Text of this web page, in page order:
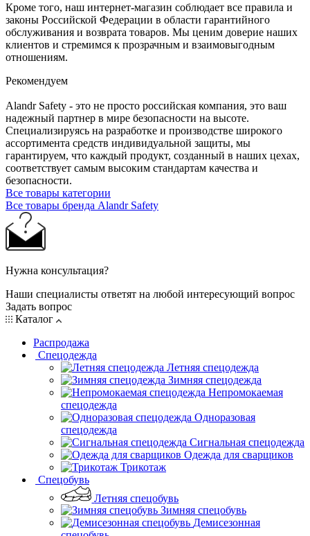
Кроме того, наш интернет-магазин соблюдает все правила и
законы Российской Федерации в области гарантийного
обслуживания и возврата товаров. Мы ценим доверие наших
клиентов и стремимся к прозрачным и взаимовыгодным
отношениям.
Рекомендуем
Alandr Safety - это не просто российская компания, это ваш
надежный партнер в мире безопасности на высоте.
Специализируясь на разработке и производстве широкого
ассортимента средств индивидуальной защиты, мы
гарантируем, что каждый продукт, созданный в наших цехах,
соответствует самым высоким стандартам качества и
безопасности.
Все товары категории
Все товары бренда Alandr Safety
Нужна консультация?
Наши специалисты ответят на любой интересующий вопрос
Задать вопрос
Каталог
Распродажа
Спецодежда
Летняя спецодежда
Зимняя спецодежда
Непромокаемая
спецодежда
Одноразовая
спецодежда
Сигнальная спецодежда
Одежда для сварщиков
Трикотаж
Спецобувь
Летняя спецобувь
Зимняя спецобувь
Демисезонная